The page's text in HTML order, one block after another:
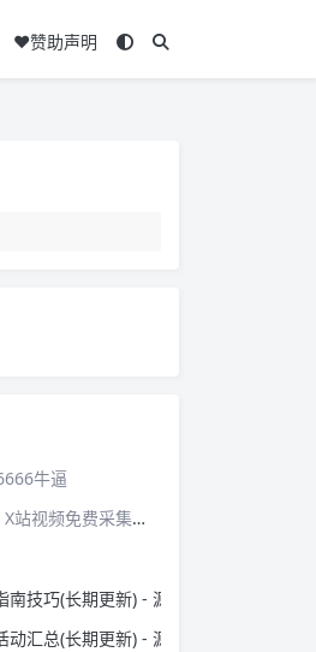
❤️赞助声明
牛逼
X站视频免费采集，可以适配此CMS，含免费模板。有需要的站长可以看看xxibaozyw.com